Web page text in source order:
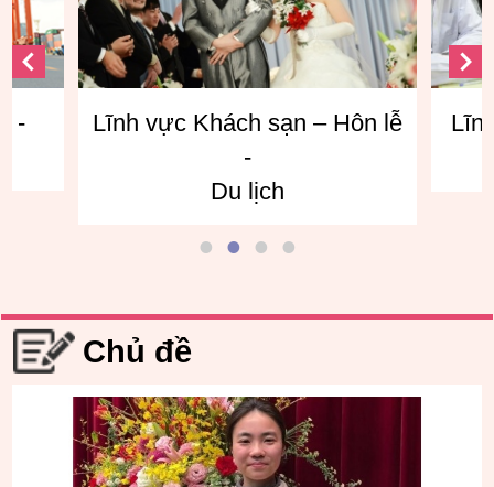
lễ
Lĩnh vực giao tiếp tiếng Anh
Chủ đề